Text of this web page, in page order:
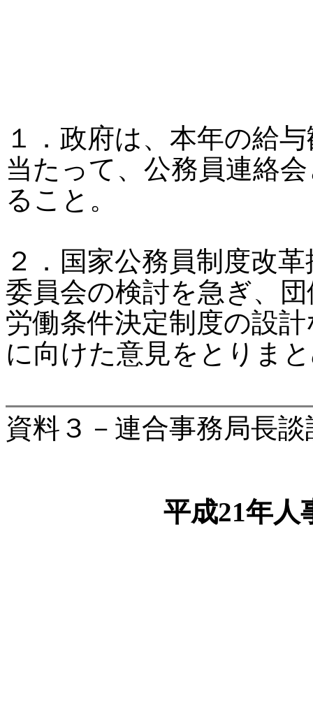
１．政府は、本年の給
当たって、公務員連絡
ること。
２．国家公務員制度改
委員会の検討を急ぎ、
労働条件決定制度の設
に向けた意見をとりま
資料３－連合事務局長談
平成21年人